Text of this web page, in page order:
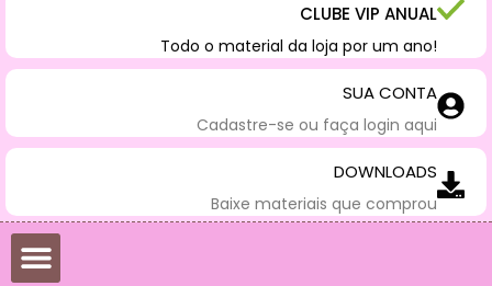
CLUBE VIP ANUAL
Todo o material da loja por um ano!
SUA CONTA
Cadastre-se ou faça login aqui
DOWNLOADS
Baixe materiais que comprou